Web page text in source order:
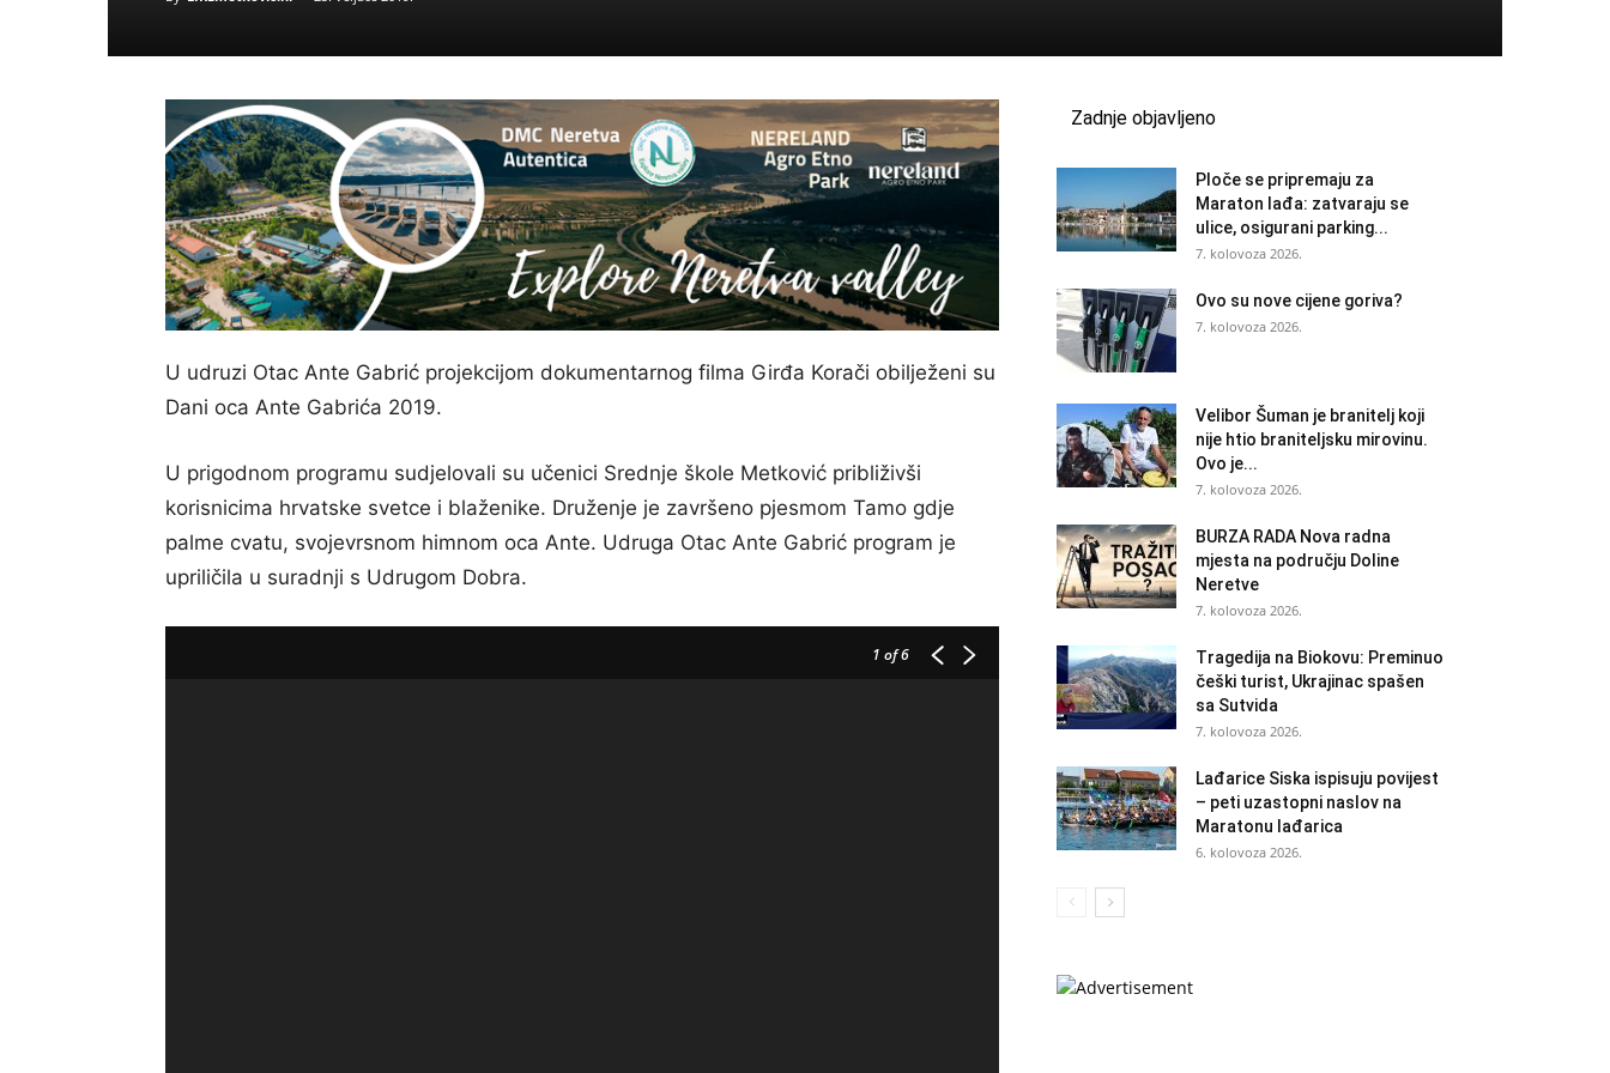
U udruzi Otac Ante Gabrić projekcijom dokumentarnog filma Girđa Korači obilježeni su
Dani oca Ante Gabrića 2019.
U prigodnom programu sudjelovali su učenici Srednje škole Metković približivši
korisnicima hrvatske svetce i blaženike. Druženje je završeno pjesmom Tamo gdje
palme cvatu, svojevrsnom himnom oca Ante. Udruga Otac Ante Gabrić program je
upriličila u suradnji s Udrugom Dobra.
1 of 6
Zadnje objavljeno
Ploče se pripremaju za
Maraton lađa: zatvaraju se
ulice, osigurani parking...
7. kolovoza 2026.
Ovo su nove cijene goriva?
7. kolovoza 2026.
Velibor Šuman je branitelj koji
nije htio braniteljsku mirovinu.
Ovo je...
7. kolovoza 2026.
BURZA RADA Nova radna
mjesta na području Doline
Neretve
7. kolovoza 2026.
Tragedija na Biokovu: Preminuo
češki turist, Ukrajinac spašen
sa Sutvida
7. kolovoza 2026.
Lađarice Siska ispisuju povijest
– peti uzastopni naslov na
Maratonu lađarica
6. kolovoza 2026.